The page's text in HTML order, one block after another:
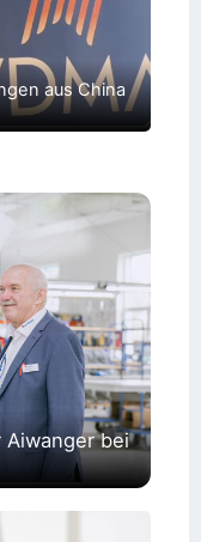
aus China
bei